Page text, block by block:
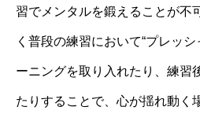
習でメンタルを鍛えることが不
く普段の練習において“プレッ
ーニングを取り入れたり、練習
たりすることで、心が揺れ動く